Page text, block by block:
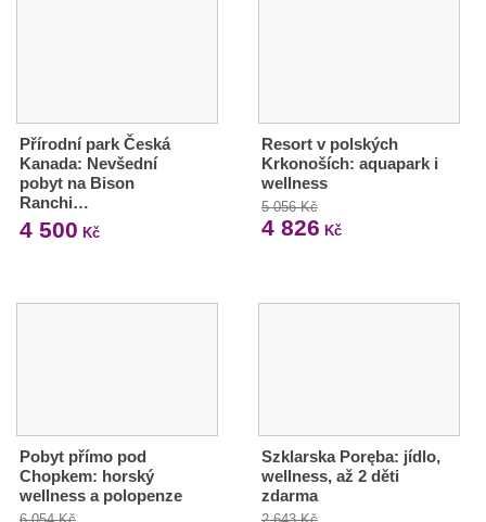
Přírodní park Česká
Kanada: Nevšední
pobyt na Bison
Ranchi…
4 500 Kč
Resort v polských
Krkonoších: aquapark i
wellness
5 056 Kč
4 826 Kč
Pobyt přímo pod
Chopkem: horský
wellness a polopenze
Szklarska Poręba: jídlo,
wellness, až 2 děti
zdarma